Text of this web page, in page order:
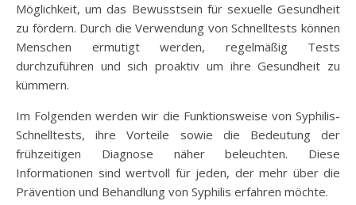
Möglichkeit, um das Bewusstsein für sexuelle Gesundheit
zu fördern. Durch die Verwendung von Schnelltests können
Menschen ermutigt werden, regelmäßig Tests
durchzuführen und sich proaktiv um ihre Gesundheit zu
kümmern.
Im Folgenden werden wir die Funktionsweise von Syphilis-
Schnelltests, ihre Vorteile sowie die Bedeutung der
frühzeitigen Diagnose näher beleuchten. Diese
Informationen sind wertvoll für jeden, der mehr über die
Prävention und Behandlung von Syphilis erfahren möchte.